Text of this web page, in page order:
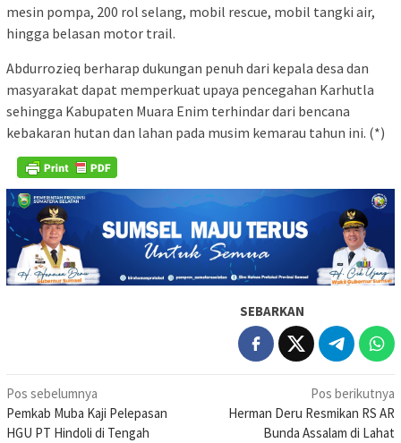
mesin pompa, 200 rol selang, mobil rescue, mobil tangki air,
hingga belasan motor trail.
Abdurrozieq berharap dukungan penuh dari kepala desa dan
masyarakat dapat memperkuat upaya pencegahan Karhutla
sehingga Kabupaten Muara Enim terhindar dari bencana
kebakaran hutan dan lahan pada musim kemarau tahun ini. (*)
SEBARKAN
Navigasi
pos
Pos sebelumnya
Pemkab Muba Kaji Pelepasan
HGU PT Hindoli di Tengah
Pos berikutnya
Herman Deru Resmikan RS AR
Bunda Assalam di Lahat